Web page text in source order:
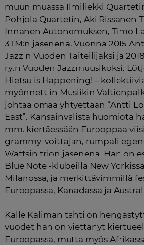
muun muassa Ilmiliekki
Pohjola Quartetin, Aki Rissanen
Innanen Autonomuksen, Timo
3TM:n jäsenenä. Vuonna 2015
Jazzin Vuoden Taiteilijaksi ja
ry:n Vuoden Jazzmuusikoksi.
Hietsu is Happening! –
myönnettiin Musiikin
johtaa omaa yhtyettään “Antti
East”. Kansainvälistä huomiota
mm. kiertäessään Eurooppaa
grammy-voittajan,
Wattsin trion jäsenenä. Hän on
Blue Note -klubeilla New
Milanossa, ja merkittävimmillä
Euroopassa, Kanadassa ja
Kalle Kaliman tahti on
vuodet hän on viettänyt
Euroopassa, mutta myös